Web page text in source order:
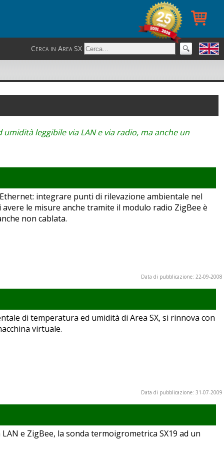
Cerca in Area SX
leggibile via LAN e via radio, ma anche un
integrare punti di rilevazione ambientale nel
le misure anche tramite il modulo radio ZigBee è
non cablata.
Data di pubblicazione: 22-09-2008
di temperatura ed umidità di Area SX, si rinnova con
virtuale.
Data di pubblicazione: 31-07-2009
e ZigBee, la sonda termoigrometrica SX19 ad un